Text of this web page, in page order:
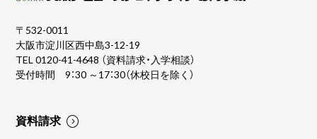
〒532-0011
大阪市淀川区西中島3-12-19
TEL0120-41-4648 （資料請求・入学相談）
受付時間 9：30 ～17：30（休校日を除く）
資料請求